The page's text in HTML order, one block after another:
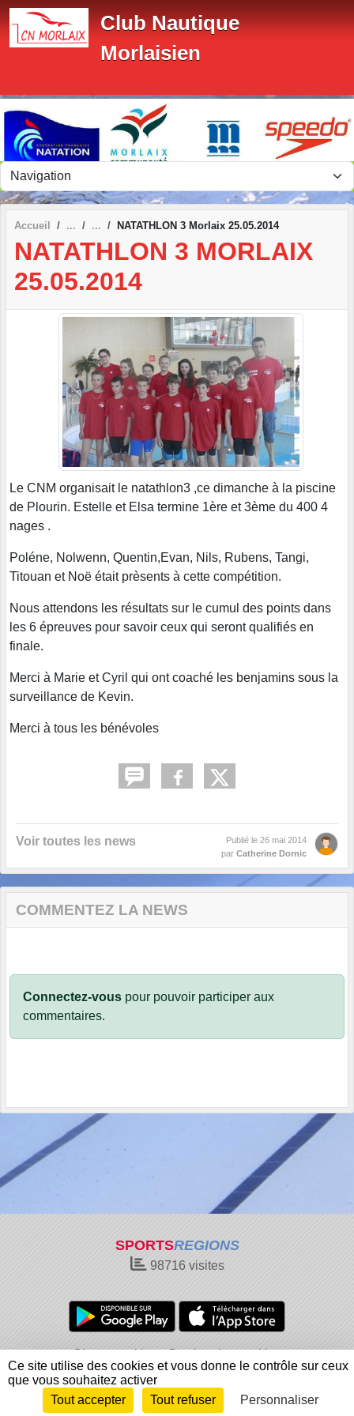
Club Nautique
Morlaisien
Accueil NATATHLON 3 Morlaix 25.05.2014
NATATHLON 3 MORLAIX
25.05.2014
Le CNM organisait le natathlon3 ,ce dimanche à la piscine
de Plourin. Estelle et Elsa termine 1ère et 3ème du 400 4
nages .
Poléne, Nolwenn, Quentin,Evan, Nils, Rubens, Tangi,
Titouan et Noë était prèsents à cette compétition.
Nous attendons les résultats sur le cumul des points dans
les 6 épreuves pour savoir ceux qui seront qualifiés en
finale.
Merci à Marie et Cyril qui ont coaché les benjamins sous la
surveillance de Kevin.
Merci à tous les bénévoles
Voir toutes les news Publié le 26 mai 2014
par Catherine Dornic
COMMENTEZ LA NEWS
Connectez-vous pour pouvoir participer aux
commentaires.
SPORTSREGIONS
98716visites
Charte cookies
Gestion des cookies
Informations légales
Signaler un contenu inapproprié
Envie de participer ? Connexion
Panneau de gestion des cookies
Ce site utilise des cookies et vous donne le contrôle sur ceux
que vous souhaitez activer
Tout accepter
Tout refuser Personnaliser